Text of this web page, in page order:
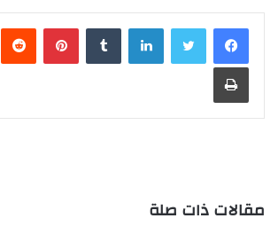
لينكدإن بينتيريست
طباعة
مقالات ذات صلة